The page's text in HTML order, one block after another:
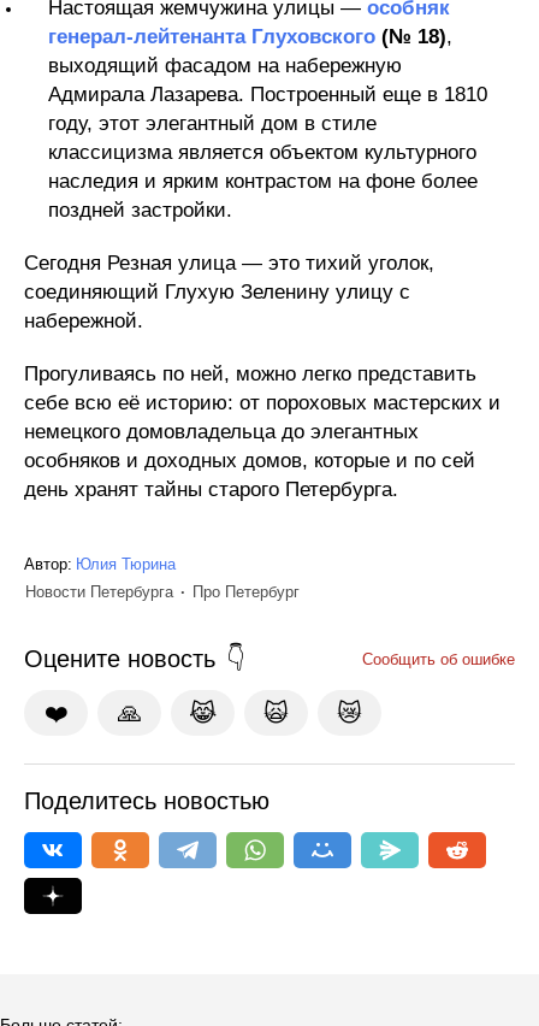
Настоящая жемчужина улицы — особняк
генерал-лейтенанта Глуховского (№ 18),
выходящий фасадом на набережную
Адмирала Лазарева. Построенный еще в 1810
году, этот элегантный дом в стиле
классицизма является объектом культурного
наследия и ярким контрастом на фоне более
поздней застройки.
Сегодня Резная улица — это тихий уголок,
соединяющий Глухую Зеленину улицу с
набережной.
Прогуливаясь по ней, можно легко представить
себе всю её историю: от пороховых мастерских и
немецкого домовладельца до элегантных
особняков и доходных домов, которые и по сей
день хранят тайны старого Петербурга.
Автор: Юлия Тюрина
Новости Петербурга
Про Петербург
Оцените новость Сообщить об ошибке
❤️ 🙏 😹 🙀 😿
Поделитесь новостью